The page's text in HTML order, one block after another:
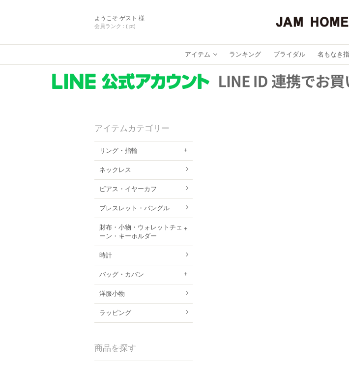
ようこそ ゲスト 様
会員ランク : ( pt)
アイテム ランキング ブライダル 名もなき
アイテムカテゴリー
リング・指輪
ネックレス
ピアス・イヤーカフ
ブレスレット・バングル
財布・小物・ウォレットチェ
ーン・キーホルダー
時計
バッグ・カバン
洋服小物
ラッピング
商品を探す